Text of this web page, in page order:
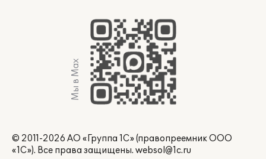
Мы в Max
© 2011-2026 АО «Группа 1С» (правопреемник ООО
«1С»). Все права защищены. websol@1c.ru